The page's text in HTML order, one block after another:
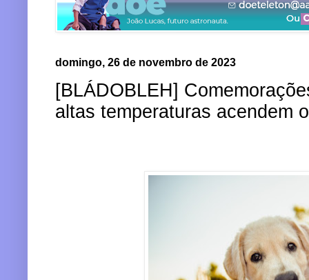
domingo, 26 de novembro de 2023
[BLÁDOBLEH]
altas temperaturas acendem